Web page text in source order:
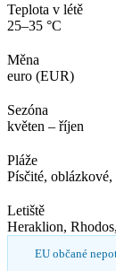
Teplota v létě
25–35 °C
Měna
euro (EUR)
Sezóna
květen – říjen
Pláže
Písčité,
Letiště
Heraklion,
EU občané